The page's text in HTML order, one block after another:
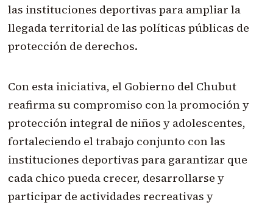
las instituciones deportivas para ampliar la
llegada territorial de las políticas públicas de
protección de derechos.
Con esta iniciativa, el Gobierno del Chubut
reafirma su compromiso con la promoción y
protección integral de niños y adolescentes,
fortaleciendo el trabajo conjunto con las
instituciones deportivas para garantizar que
cada chico pueda crecer, desarrollarse y
participar de actividades recreativas y